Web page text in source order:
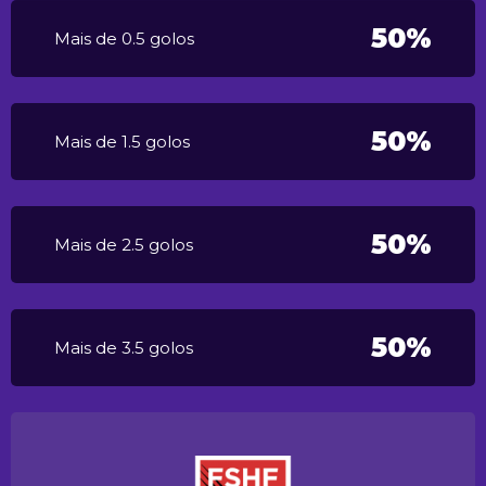
Mais de 0.5 golos 50%
Mais de 1.5 golos 50%
Mais de 2.5 golos 50%
Mais de 3.5 golos 50%